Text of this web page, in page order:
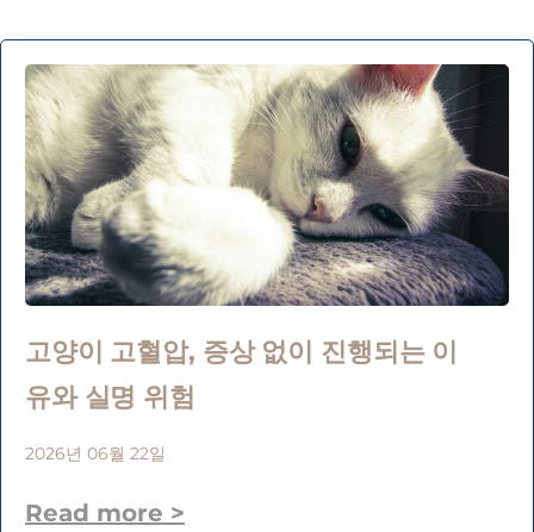
고양이 고혈압, 증상 없이 진행되는 이
유와 실명 위험
2026년 06월 22일
Read more >